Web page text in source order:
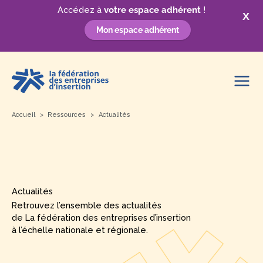
X
Accédez à votre espace adhérent !
Mon espace adhérent
contenu
Accueil Ressources Actualités
Actualités
Retrouvez l’ensemble des actualités
de La fédération des entreprises d’insertion
à l’échelle nationale et régionale.